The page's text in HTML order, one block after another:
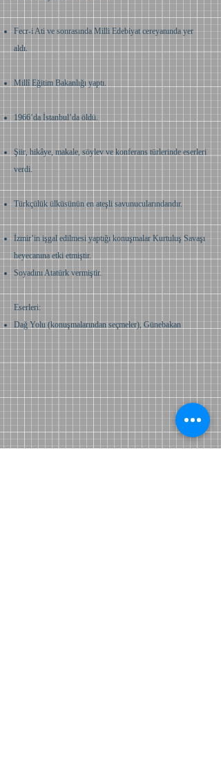
Fecr-i Ati ve sonrasında Milli Edebiyat cereyanında yer
aldı.
Millî Eğitim Bakanlığı yaptı.
1966’da İstanbul’da öldü.
Şiir, hikâye, makale, söylev ve konferans türlerinde eserleri
verdi.
Türkçülük ülküsünün en ateşli savunucularındandır.
İzmir’in işgal edilmesi yaptığı konuşmalar Kurtuluş Savaşı
heyecanına etki etmiştir.
Soyadını Atatürk vermiştir.
Eserleri:
Dağ Yolu (konuşmalarından seçmeler), Günebakan